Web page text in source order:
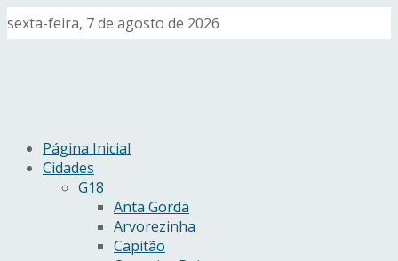
sexta-feira, 7 de agosto de 2026
Página Inicial
Cidades
G18
Anta Gorda
Arvorezinha
Capitão